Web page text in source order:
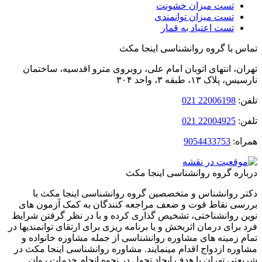
تست میزان خشونت
تست میزان توانمندی
تست اعتیاد به قمار
با گروه روانشناسی اینجا مکث
انتهای اتوبان امام‌ علی، روبروی مترو اقدسیه، ساختمان
۱۳، طبقه ۳، واحد ۳۰۴
22006198 021
22004925 021
9054433753
گروه روانشناسی اینجا مکث
روانشناس و متخصصین گروه روانشناسی اینجا مکث با
نقاط قوت و ضعف مراجعه کنندگان به کمک آزمون های
روانشناختی، تشخیص گذاری کرده و با در نظر گرفتن شرایط
درمان اثربخش و یا برنامه ریزی برای ارتقای توانمندیها در
زمینه های مشاوره روانشناسی از جمله مشاوره خانواده و
ازدواج اقدام مینمایند. مشاوره روانشناسی اینجا مکث در
تهران با هدف ایجاد تحول در نحوه انجام خدمات روان